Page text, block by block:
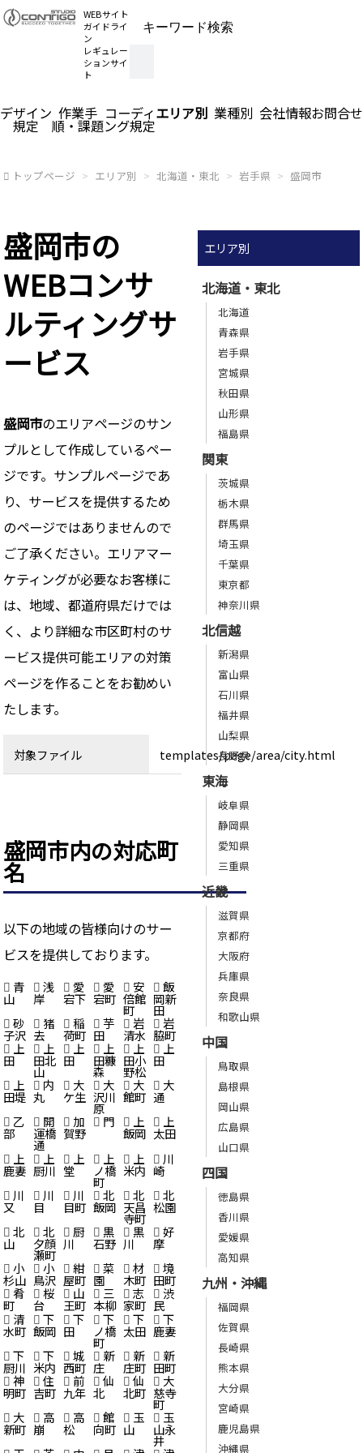
WEBサイト
ガイドライ
ン
レギュレー
ションサイ
ト
デザイン
規定
作業手
順・課題
コーディ
ング規定
エリア別 業種別 会社情報お問合せ
トップページ エリア別 北海道・東北 岩手県 盛岡市
盛岡市の
WEBコンサ
ルティングサ
ービス
盛岡市のエリアページのサン
プルとして作成しているペー
ジです。サンプルページであ
り、サービスを提供するため
のページではありませんので
ご了承ください。エリアマー
ケティングが必要なお客様に
は、地域、都道府県だけでは
く、より詳細な市区町村のサ
ービス提供可能エリアの対策
ページを作ることをお勧めい
たします。
対象ファイル templates/page/area/city.html
盛岡市内の対応町
名
以下の地域の皆様向けのサー
ビスを提供しております。
青
山
浅
岸
愛
宕下
愛
宕町
安
倍館
町
飯
岡新
田
砂
子沢
猪
去
稲
荷町
芋
田
岩
清水
岩
脇町
上
田
上
田北
山
上
田
上
田糠
森
上
田小
野松
上
田
上
田堤
内
丸
大
ケ生
大
沢川
原
大
館町
大
通
乙
部
開
運橋
通
加
賀野
門 上
飯岡
上
太田
上
鹿妻
上
厨川
上
堂
上
ノ橋
町
上
米内
川
崎
川
又
川
目
川
目町
北
飯岡
北
天昌
寺町
北
松園
北
山
北
夕顔
瀬町
厨
川
黒
石野
黒
川
好
摩
小
杉山
小
鳥沢
紺
屋町
菜
園
材
木町
境
田町
肴
町
桜
台
山
王町
三
本柳
志
家町
渋
民
清
水町
下
飯岡
下
田
下
ノ橋
町
下
太田
下
鹿妻
下
厨川
下
米内
城
西町
新
庄
新
庄町
新
田町
神
明町
住
吉町
前
九年
仙
北
仙
北町
大
慈寺
町
大
新町
高
崩
高
松
館
向町
玉
山
玉
山永
井
エリア別
北海道・東北
北海道
青森県
岩手県
宮城県
秋田県
山形県
福島県
関東
茨城県
栃木県
群馬県
埼玉県
千葉県
東京都
神奈川県
北信越
新潟県
富山県
石川県
福井県
山梨県
長野県
東海
岐阜県
静岡県
愛知県
三重県
近畿
滋賀県
京都府
大阪府
兵庫県
奈良県
和歌山県
中国
鳥取県
島根県
岡山県
広島県
山口県
四国
徳島県
香川県
愛媛県
高知県
九州・沖縄
福岡県
佐賀県
長崎県
熊本県
大分県
宮崎県
鹿児島県
沖縄県